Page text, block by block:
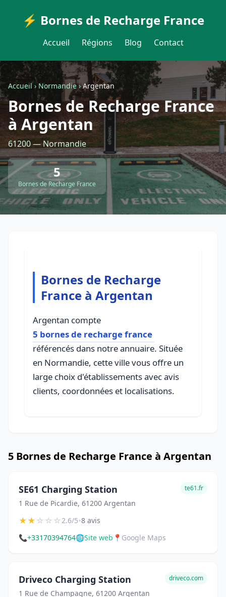
⚡ Bornes de Recharge France
Accueil Régions Blog Contact
Accueil›Normandie›Argentan
Bornes de Recharge France
à Argentan
61200 — Normandie
5
Bornes de Recharge France
Bornes de Recharge
France à Argentan
Argentan compte
5 bornes de recharge france
référencés dans notre annuaire. Située
en Normandie, cette ville vous offre un
large choix d'établissements avec avis
clients, coordonnées et localisations.
5 Bornes de Recharge France à Argentan
SE61 Charging Station
1 Rue de Picardie, 61200 Argentan
te61.fr
★★☆☆☆2.6/5•8 avis
📞+33170394764🌐Site web 📍 Google Maps
Driveco Charging Station
1 Rue de Champagne, 61200 Argentan
driveco.com